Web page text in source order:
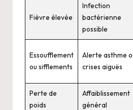
Fièvre élevée
Infection
bactérienne
possible
Essoufflement
ou sifflements
Alerte asthme
crises aiguës
Perte de
poids
Affaiblissement
général